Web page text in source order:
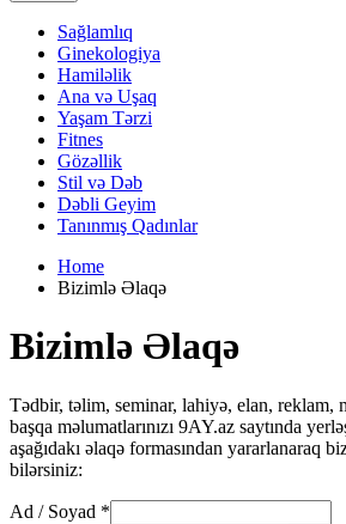
Sağlamlıq
Ginekologiya
Hamiləlik
Ana və Uşaq
Yaşam Tərzi
Fitnes
Gözəllik
Stil və Dəb
Dəbli Geyim
Tanınmış Qadınlar
Home
Bizimlə Əlaqə
Bizimlə Əlaqə
Tədbir, təlim, seminar, lahiyə, elan, reklam,
başqa məlumatlarınızı 9AY.az saytında
aşağıdakı əlaqə formasından yararlanaraq
bilərsiniz:
Ad / Soyad *